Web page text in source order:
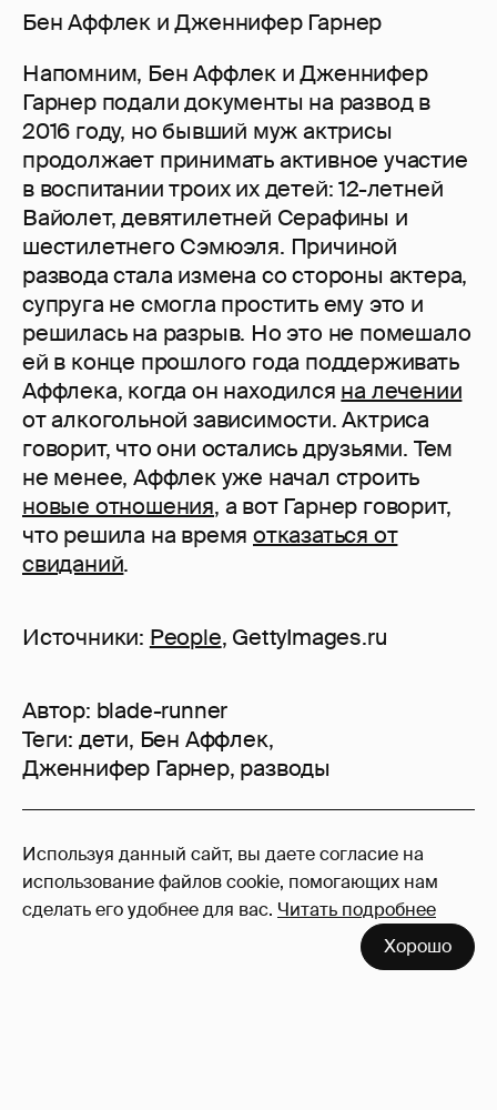
Используя данный сайт, вы даете согласие на
использование файлов cookie, помогающих нам
сделать его удобнее для вас. Читать подробнее
Хорошо
Бен Аффлек и Дженнифер Гарнер
Напомним, Бен Аффлек и Дженнифер
Гарнер подали документы на развод в
2016 году, но бывший муж актрисы
продолжает принимать активное участие
в воспитании троих их детей: 12-летней
Вайолет, девятилетней Серафины и
шестилетнего Сэмюэля. Причиной
развода стала измена со стороны актера,
супруга не смогла простить ему это и
решилась на разрыв. Но это не помешало
ей в конце прошлого года поддерживать
Аффлека, когда он находился на лечении
от алкогольной зависимости. Актриса
говорит, что они остались друзьями. Тем
не менее, Аффлек уже начал строить
новые отношения, а вот Гарнер говорит,
что решила на времяотказаться от
свиданий.
Источники: People, GettyImages.ru
Автор: blade-runner
Теги: дети, Бен Аффлек,
Дженнифер Гарнер, разводы
44
Войдите в аккаунт, чтобы читать и
оставлять комментарии